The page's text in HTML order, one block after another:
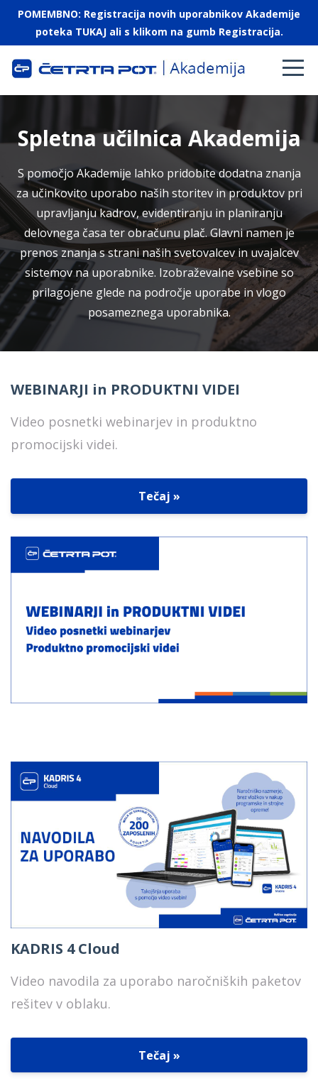
POMEMBNO: Registracija novih uporabnikov Akademije
poteka TUKAJ ali s klikom na gumb Registracija.
Spletna učilnica Akademija
S pomočjo Akademije lahko pridobite dodatna znanja
za učinkovito uporabo naših storitev in produktov pri
upravljanju kadrov, evidentiranju in planiranju
delovnega časa ter obračunu plač. Glavni namen je
prenos znanja s strani naših svetovalcev in uvajalcev
sistemov na uporabnike. Izobraževalne vsebine so
prilagojene glede na področje uporabe in vlogo
posameznega uporabnika.
WEBINARJI in PRODUKTNI VIDEI
Video posnetki webinarjev in produktno
promocijski videi.
Tečaj »
KADRIS 4 Cloud
Video navodila za uporabo naročniških paketov
rešitev v oblaku.
Tečaj »